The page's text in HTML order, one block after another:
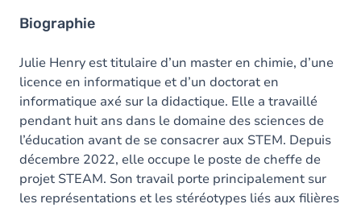
Diplômes
Biographie
Julie Henry est titulaire d’un master en chimie, d’une
licence en informatique et d’un doctorat en
informatique axé sur la didactique. Elle a travaillé
pendant huit ans dans le domaine des sciences de
l’éducation avant de se consacrer aux STEM. Depuis
décembre 2022, elle occupe le poste de cheffe de
projet STEAM. Son travail porte principalement sur
les représentations et les stéréotypes liés aux filières